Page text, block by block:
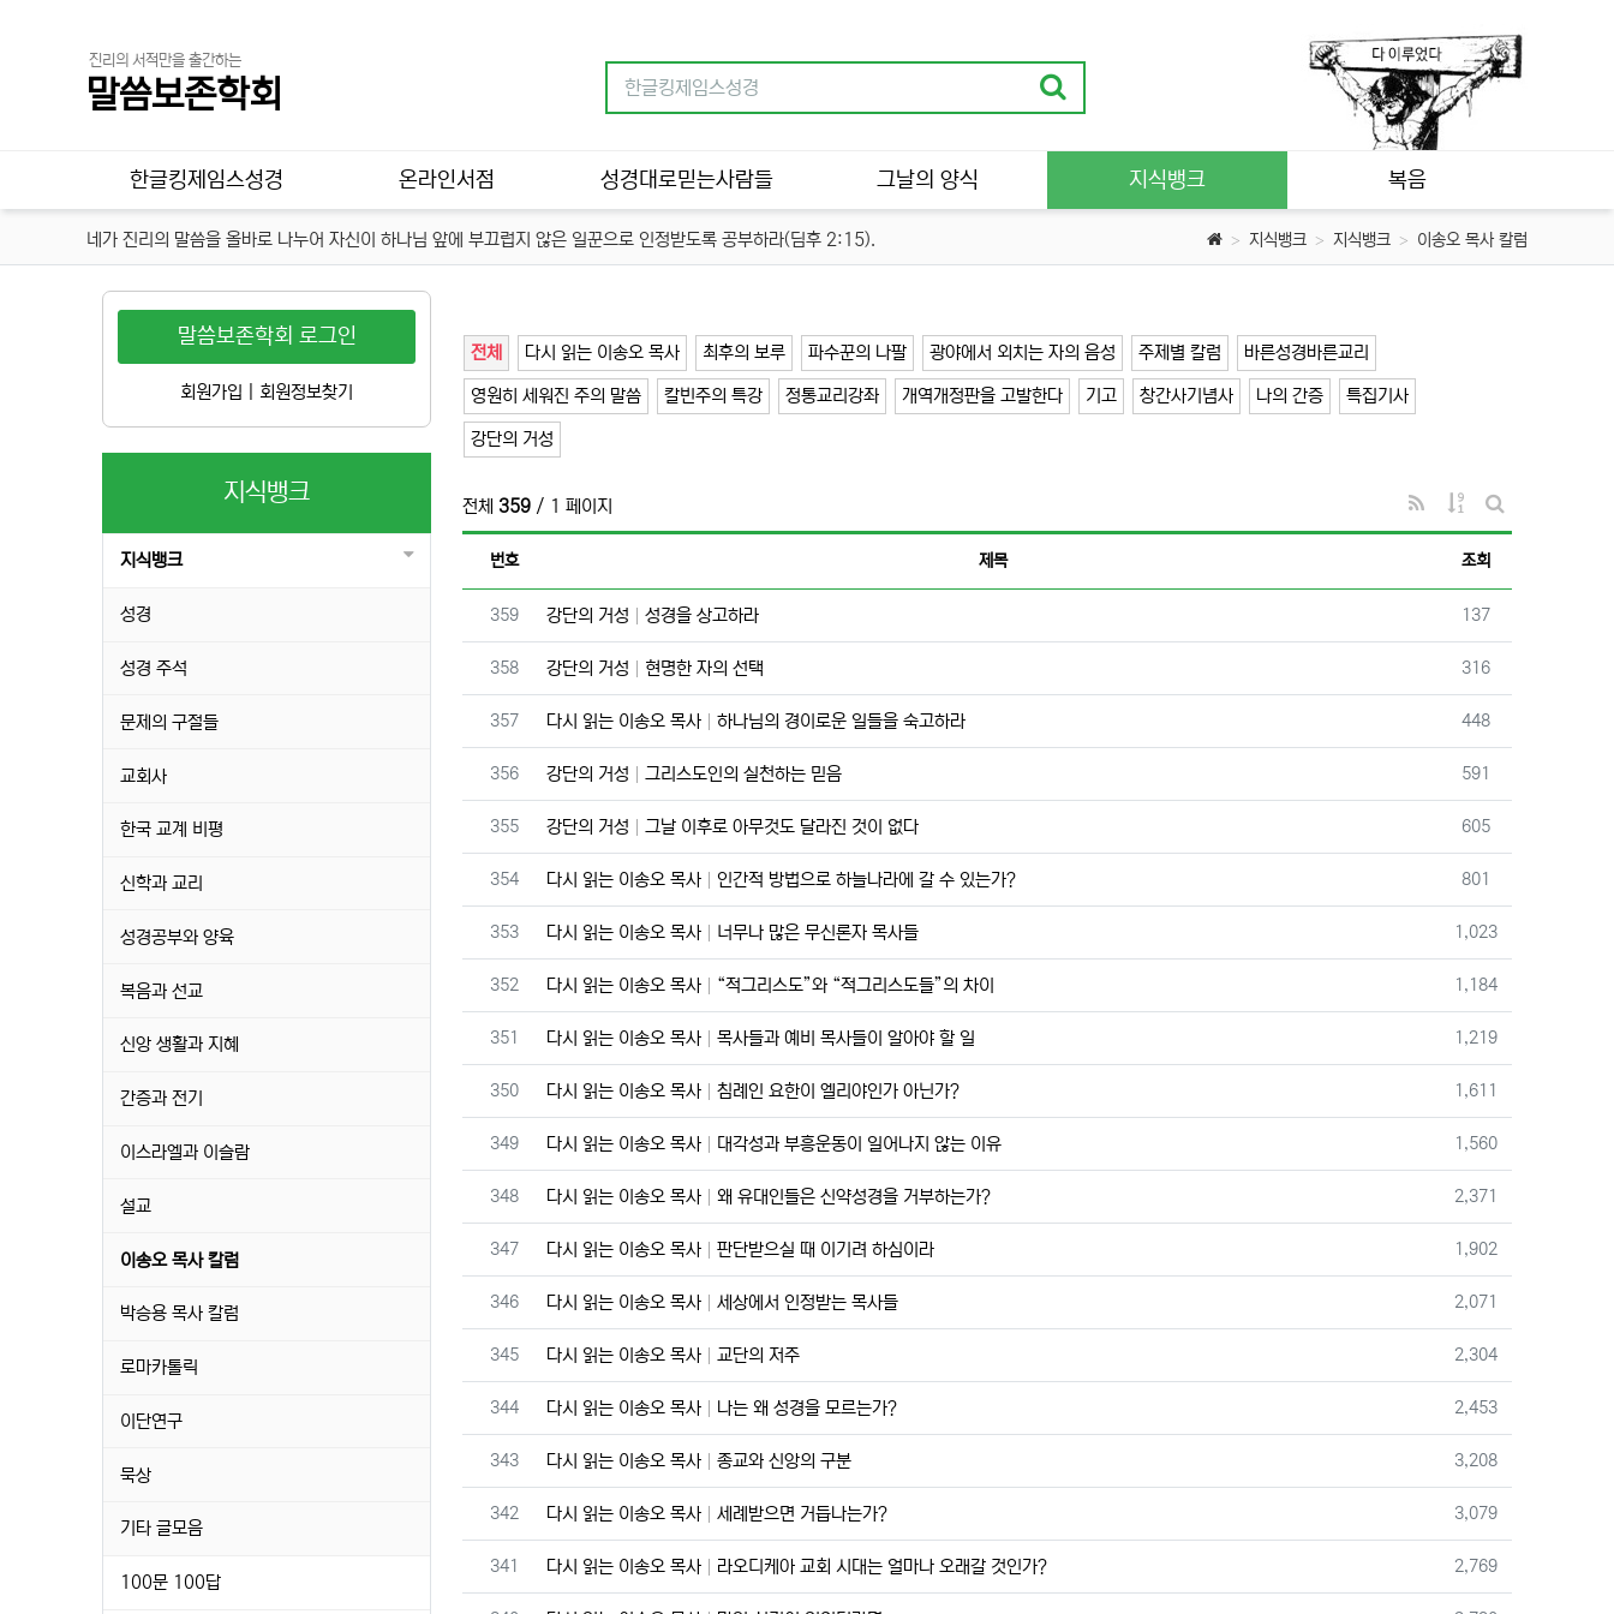
진리의 서적만을 출간하는
말씀보존학회
한글킹제임스성경 온라인서점 성경대로믿는사람들 그날의 양식 지식뱅크 복음
네가 진리의 말씀을 올바로 나누어 자신이 하나님 앞에 부끄럽지 않은 일꾼으로 인정받도록 공부하라(딤후 2:15). 지식뱅크 지식뱅크 이송오 목사 칼럼
전체 다시 읽는 이송오 목사 최후의 보루 파수꾼의 나팔 광야에서 외치는 자의 음성 주제별 칼럼 바른성경바른교리
영원히 세워진 주의 말씀 칼빈주의 특강 정통교리강좌 개역개정판을 고발한다 기고 창간사기념사 나의 간증 특집기사
강단의 거성
전체 359 / 1 페이지 RSS
게시물 정렬
게시판 검색
번호
제목 조회
번호
359 강단의 거성 성경을 상고하라 조회
137
번호
358 강단의 거성 현명한 자의 선택 조회
316
번호
357 다시 읽는 이송오 목사 하나님의 경이로운 일들을 숙고하라 조회
448
번호
356 강단의 거성 그리스도인의 실천하는 믿음 조회
591
번호
355 강단의 거성 그날 이후로 아무것도 달라진 것이 없다 조회
605
번호
354 다시 읽는 이송오 목사 인간적 방법으로 하늘나라에 갈 수 있는가? 조회
801
번호
353 다시 읽는 이송오 목사 너무나 많은 무신론자 목사들 조회
1,023
번호
352 다시 읽는 이송오 목사 “적그리스도”와 “적그리스도들”의 차이 조회
1,184
번호
351 다시 읽는 이송오 목사 목사들과 예비 목사들이 알아야 할 일 조회
1,219
번호
350 다시 읽는 이송오 목사 침례인 요한이 엘리야인가 아닌가? 조회
1,611
번호
349 다시 읽는 이송오 목사 대각성과 부흥운동이 일어나지 않는 이유 조회
1,560
번호
348 다시 읽는 이송오 목사 왜 유대인들은 신약성경을 거부하는가? 조회
2,371
번호
347 다시 읽는 이송오 목사 판단받으실 때 이기려 하심이라 조회
1,902
번호
346 다시 읽는 이송오 목사 세상에서 인정받는 목사들 조회
2,071
번호
345 다시 읽는 이송오 목사 교단의 저주 조회
2,304
번호
344 다시 읽는 이송오 목사 나는 왜 성경을 모르는가? 조회
2,453
번호
343 다시 읽는 이송오 목사 종교와 신앙의 구분 조회
3,208
번호
342 다시 읽는 이송오 목사 세례받으면 거듭나는가? 조회
3,079
번호
341 다시 읽는 이송오 목사 라오디케아 교회 시대는 얼마나 오래갈 것인가? 조회
2,769
말씀보존학회 로그인
회원가입 회원정보찾기
지식뱅크
지식뱅크
성경
성경 주석
문제의 구절들
교회사
한국 교계 비평
신학과 교리
성경공부와 양육
복음과 선교
신앙 생활과 지혜
간증과 전기
이스라엘과 이슬람
설교
이송오 목사 칼럼
박승용 목사 칼럼
로마카톨릭
이단연구
묵상
기타 글모음
100문 100답